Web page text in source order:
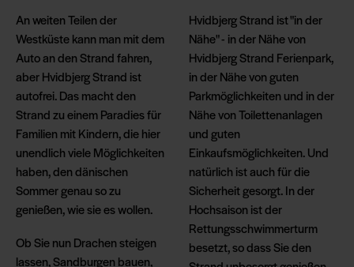
An weiten Teilen der
Westküste kann man mit dem
Auto an den Strand fahren,
aber Hvidbjerg Strand ist
autofrei. Das macht den
Strand zu einem Paradies für
Familien mit Kindern, die hier
unendlich viele Möglichkeiten
haben, den dänischen
Sommer genau so zu
genießen, wie sie es wollen.
Ob Sie nun Drachen steigen
lassen, Sandburgen bauen,
Hvidbjerg Strand ist "in der
Nähe" - in der Nähe von
Hvidbjerg Strand Ferienpark,
in der Nähe von guten
Parkmöglichkeiten und in der
Nähe von Toilettenanlagen
und guten
Einkaufsmöglichkeiten. Und
natürlich ist auch für die
Sicherheit gesorgt. In der
Hochsaison ist der
Rettungsschwimmerturm
besetzt, so dass Sie den